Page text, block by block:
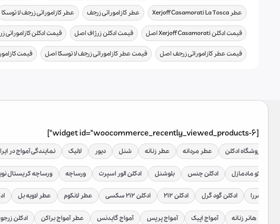
عطر Xerjoff Casamorati La Tosca , عطر کازاموراتی زرجف , عطر کازاموراتی زرجف لا توسکا
قیمت ادکلن Xerjoff Casamorati اصل , قیمت ادکلن زرژاف اصل , قیمت ادکلن کازاموراتی
قیمت عطر کازاموراتی زرجف اصل , قیمت عطر کازاموراتی زرجف لا توسکا اصل , قیمت
[widget id="woocommerce_recently_viewed_products-6"]
فروشگاه ادکلن عطر مردانه عطر زنانه شنل دیور لالیک نمایندگی آمواج در
کوکو مادمازل ادکلن چنس بلوشنل ادکلن الور اسپرت ورساچه ورساچه کریستال
هررا ادکلن گود گرل ادکلن ۲۱۲ ادکلن ۲۱۲ سکسی عطر لانکوم عطر لاویه بل
هانر زنانه آمواج اپیک آمواج پرپس آمواج گایدنس عطر آمواج براکن ادکلن